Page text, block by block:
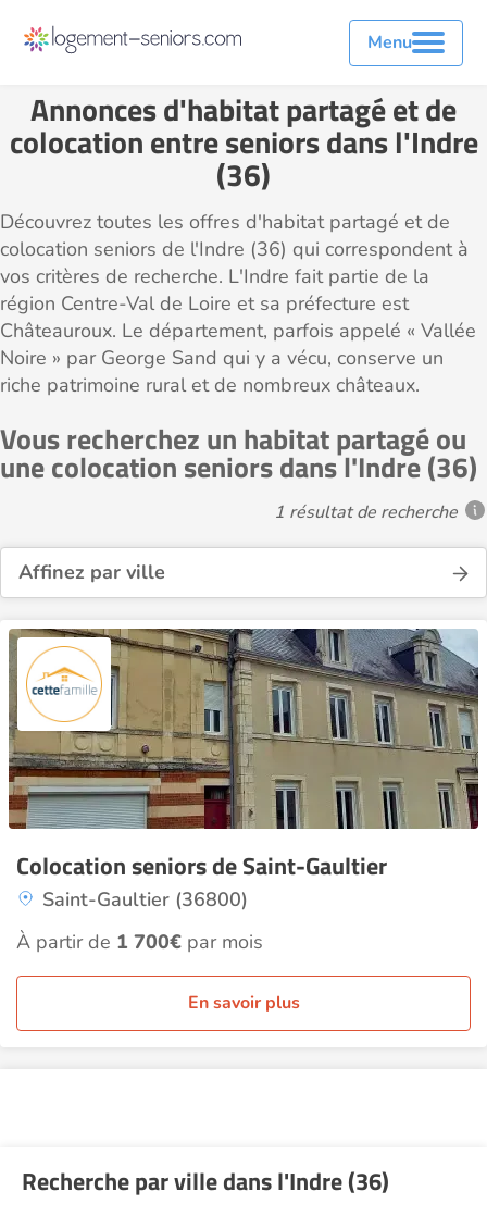
Menu
Annonces d'habitat partagé et de
colocation entre seniors dans l'Indre
(36)
Découvrez toutes les offres d'habitat partagé et de
colocation seniors de l'Indre (36) qui correspondent à
vos critères de recherche. L'Indre fait partie de la
région Centre-Val de Loire et sa préfecture est
Châteauroux. Le département, parfois appelé « Vallée
Noire » par George Sand qui y a vécu, conserve un
riche patrimoine rural et de nombreux châteaux.
Vous recherchez un habitat partagé ou
une colocation seniors dans l'Indre (36)
1 résultat de recherche
Affinez par ville
Colocation seniors de Saint-Gaultier
Saint-Gaultier (36800)
À partir de 1 700€ par mois
En savoir plus
Recherche par ville dans l'Indre (36)